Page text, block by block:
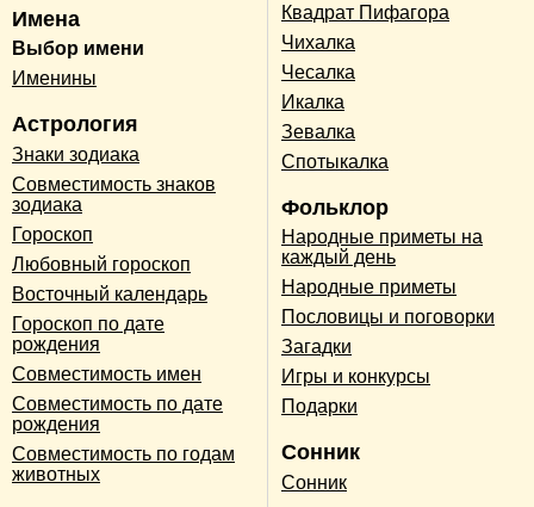
Имена
Выбор имени
Именины
Астрология
Знаки зодиака
Совместимость знаков
зодиака
Гороскоп
Любовный гороскоп
Восточный календарь
Гороскоп по дате
рождения
Совместимость имен
Совместимость по дате
рождения
Совместимость по годам
животных
Квадрат Пифагора
Чихалка
Чесалка
Икалка
Зевалка
Спотыкалка
Фольклор
Народные приметы на
каждый день
Народные приметы
Пословицы и поговорки
Загадки
Игры и конкурсы
Подарки
Сонник
Сонник